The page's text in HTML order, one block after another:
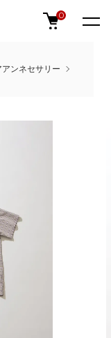
0
ンネセサリー